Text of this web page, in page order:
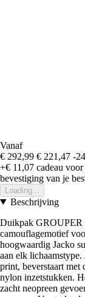
Vanaf
€ 292,99 € 221,47 -
+€ 11,07 cadeau
bevestiging van je
Loading...
Beschrijving
Duikpak GROUPER
camouflagemotief
hoogwaardig Jacko
aan elk
print, beverstaart met
nylon inzetstukken.
zacht neopreen